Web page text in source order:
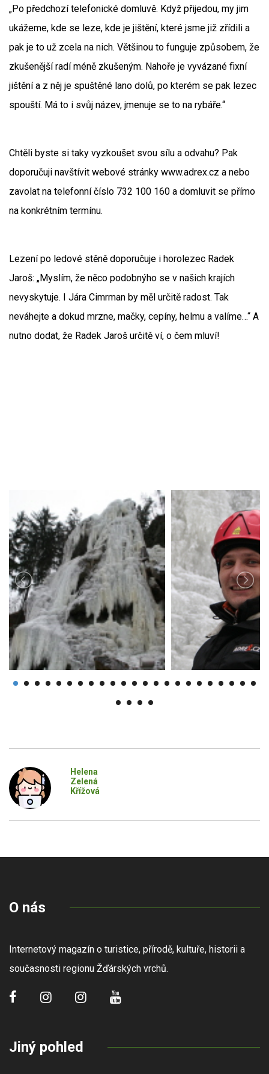
„Po předchozí telefonické domluvě. Když přijedou, my jim
ukážeme, kde se leze, kde je jištění, které jsme již zřídili a
pak je to už zcela na nich. Většinou to funguje způsobem, že
zkušenější radí méně zkušeným. Nahoře je vyvázané fixní
jištění a z něj je spuštěné lano dolů, po kterém se pak lezec
spouští. Má to i svůj název, jmenuje se to na rybáře.“
Chtěli byste si taky vyzkoušet svou sílu a odvahu? Pak
doporučuji navštívit webové stránky www.adrex.cz a nebo
zavolat na telefonní číslo 732 100 160 a domluvit se přímo
na konkrétním termínu.
Lezení po ledové stěně doporučuje i horolezec Radek
Jaroš: „Myslím, že něco podobnýho se v našich krajích
nevyskytuje. I Jára Cimrman by měl určitě radost. Tak
neváhejte a dokud mrzne, mačky, cepíny, helmu a valíme…“ A
nutno dodat, že Radek Jaroš určitě ví, o čem mluví!
Helena
Zelená
Křížová
O nás
Internetový magazín o turistice, přírodě, kultuře, historii a
současnosti regionu Žďárských vrchů.
Jiný pohled